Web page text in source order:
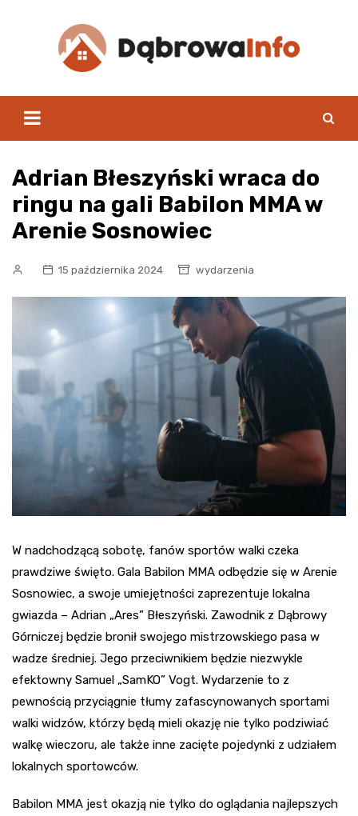
Adrian Błeszyński wraca do
ringu na gali Babilon MMA w
Arenie Sosnowiec
15 października 2024 wydarzenia
W nadchodzącą sobotę, fanów sportów walki czeka
prawdziwe święto. Gala Babilon MMA odbędzie się w Arenie
Sosnowiec, a swoje umiejętności zaprezentuje lokalna
gwiazda – Adrian „Ares” Błeszyński. Zawodnik z Dąbrowy
Górniczej będzie bronił swojego mistrzowskiego pasa w
wadze średniej. Jego przeciwnikiem będzie niezwykle
efektowny Samuel „SamKO” Vogt. Wydarzenie to z
pewnością przyciągnie tłumy zafascynowanych sportami
walki widzów, którzy będą mieli okazję nie tylko podziwiać
walkę wieczoru, ale także inne zacięte pojedynki z udziałem
lokalnych sportowców.
Babilon MMA jest okazją nie tylko do oglądania najlepszych